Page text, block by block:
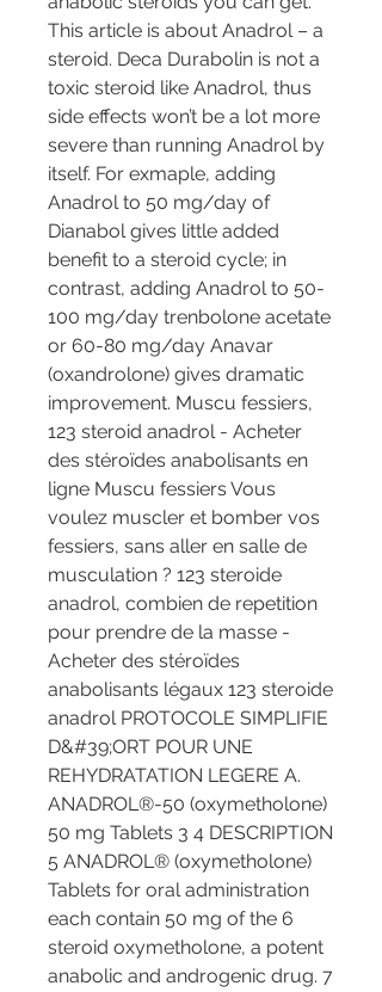
This article is about Anadrol – a
steroid. Deca Durabolin is not a
toxic steroid like Anadrol, thus
side effects won’t be a lot more
severe than running Anadrol by
itself. For exmaple, adding
Anadrol to 50 mg/day of
Dianabol gives little added
benefit to a steroid cycle; in
contrast, adding Anadrol to 50-
100 mg/day trenbolone acetate
or 60-80 mg/day Anavar
(oxandrolone) gives dramatic
improvement. Muscu fessiers,
123 steroid anadrol - Acheter
des stéroïdes anabolisants en
ligne Muscu fessiers Vous
voulez muscler et bomber vos
fessiers, sans aller en salle de
musculation ? 123 steroide
anadrol, combien de repetition
pour prendre de la masse -
Acheter des stéroïdes
anabolisants légaux 123 steroide
anadrol PROTOCOLE SIMPLIFIE
D&#39;ORT POUR UNE
REHYDRATATION LEGERE A.
ANADROL®-50 (oxymetholone)
50 mg Tablets 3 4 DESCRIPTION
5 ANADROL® (oxymetholone)
Tablets for oral administration
each contain 50 mg of the 6
steroid oxymetholone, a potent
anabolic and androgenic drug. 7